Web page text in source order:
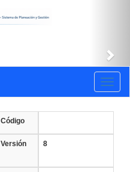
Código
Versión 8